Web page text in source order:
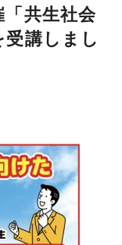
共生社会
講しまし